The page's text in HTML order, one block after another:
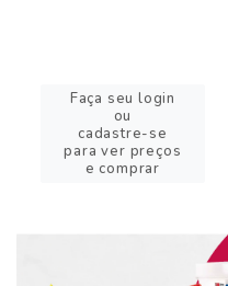
Faça seu login
ou
cadastre-se
para ver preços
e comprar